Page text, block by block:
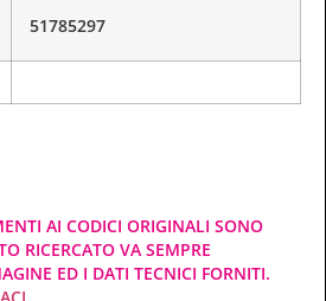
51785297
AI CODICI ORIGINALI SONO
RICERCATO VA SEMPRE
ED I DATI TECNICI FORNITI.